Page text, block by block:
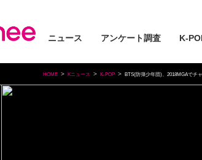
ニュース アンケート調査 K-
HOME Kニュース K-POP BTS(防弾少年団)、2018MGAでチ